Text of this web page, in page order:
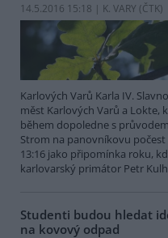
14.5.2016 15:18 | K. VARY (ČTK)
Karlových Varů Karla IV.
měst Karlových Varů a Lokte,
během dopoledne s
Strom na panovníkovu
13:16 jako připomínka roku,
karlovarský primátor Petr
Studenti budou hledat
na kovový odpad